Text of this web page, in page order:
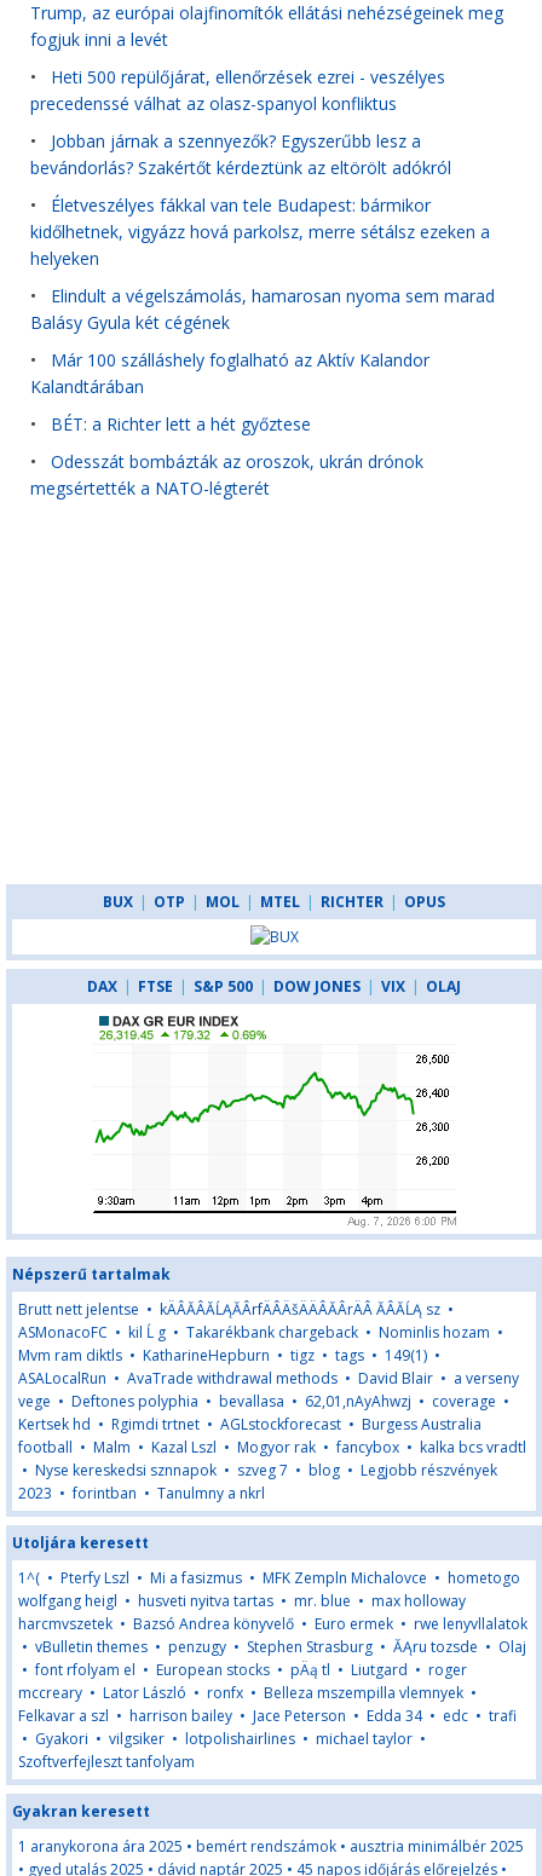
Trump, az európai olajfinomítók ellátási nehézségeinek meg
fogjuk inni a levét
• Heti 500 repülőjárat, ellenőrzések ezrei - veszélyes
precedenssé válhat az olasz-spanyol konfliktus
• Jobban járnak a szennyezők? Egyszerűbb lesz a
bevándorlás? Szakértőt kérdeztünk az eltörölt adókról
• Életveszélyes fákkal van tele Budapest: bármikor
kidőlhetnek, vigyázz hová parkolsz, merre sétálsz ezeken a
helyeken
• Elindult a végelszámolás, hamarosan nyoma sem marad
Balásy Gyula két cégének
• Már 100 szálláshely foglalható az Aktív Kalandor
Kalandtárában
• BÉT: a Richter lett a hét győztese
• Odesszát bombázták az oroszok, ukrán drónok
megsértették a NATO-légterét
BUX | OTP | MOL | MTEL | RICHTER | OPUS
DAX | FTSE | S&P 500 | DOW JONES | VIX | OLAJ
Népszerű tartalmak
Brutt nett jelentse • kÄÂĂÂĂĹĄĂÂrfÄÂÄšÄÄÂĂÂrÄÂ ĂÂĂĹĄ sz •
ASMonacoFC • kil Ĺ g • Takarékbank chargeback • Nominlis hozam •
Mvm ram diktls • KatharineHepburn • tigz • tags • 149(1) •
ASALocalRun • AvaTrade withdrawal methods • David Blair • a verseny
vege • Deftones polyphia • bevallasa • 62,01,nAyAhwzj • coverage •
Kertsek hd • Rgimdi trtnet • AGLstockforecast • Burgess Australia
football • Malm • Kazal Lszl • Mogyor rak •fancybox • kalka bcs vradtl
• Nyse kereskedsi sznnapok • szveg 7 • blog • Legjobb részvények
2023 •forintban • Tanulmny a nkrl
Utoljára keresett
1^( • Pterfy Lszl • Mi a fasizmus • MFK Zempln Michalovce • hometogo
wolfgang heigl • husveti nyitva tartas • mr. blue • max holloway
harcmvszetek • Bazsó Andrea könyvelő • Euro ermek • rwe lenyvllalatok
• vBulletin themes • penzugy • Stephen Strasburg • ĂĄru tozsde • Olaj
•font rfolyam el • European stocks • pÄą tl • Liutgard • roger
mccreary • Lator László • ­ronfx • Belleza mszempilla vlemnyek •
Felkavar a szl • harrison bailey • Jace Peterson • Edda 34• edc • trafi
• Gyakori • vilgsiker • lotpolishairlines • michael taylor •
Szoftverfejleszt tanfolyam
Gyakran keresett
1 aranykorona ára 2025 • bemért rendszámok • ausztria minimálbér 2025
• gyed utalás 2025 • dávid naptár 2025 • 45 napos időjárás előrejelzés •